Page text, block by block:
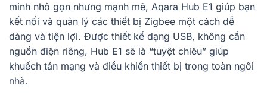
minh nhỏ gọn nhưng mạnh mẽ, Aqara Hub E1 giúp bạn
kết nối và quản lý các thiết bị Zigbee một cách dễ
dàng và tiện lợi. Được thiết kế dạng USB, không cần
nguồn điện riêng, Hub E1 sẽ là “tuyệt chiêu” giúp
khuếch tán mạng và điều khiển thiết bị trong toàn ngôi
nhà.